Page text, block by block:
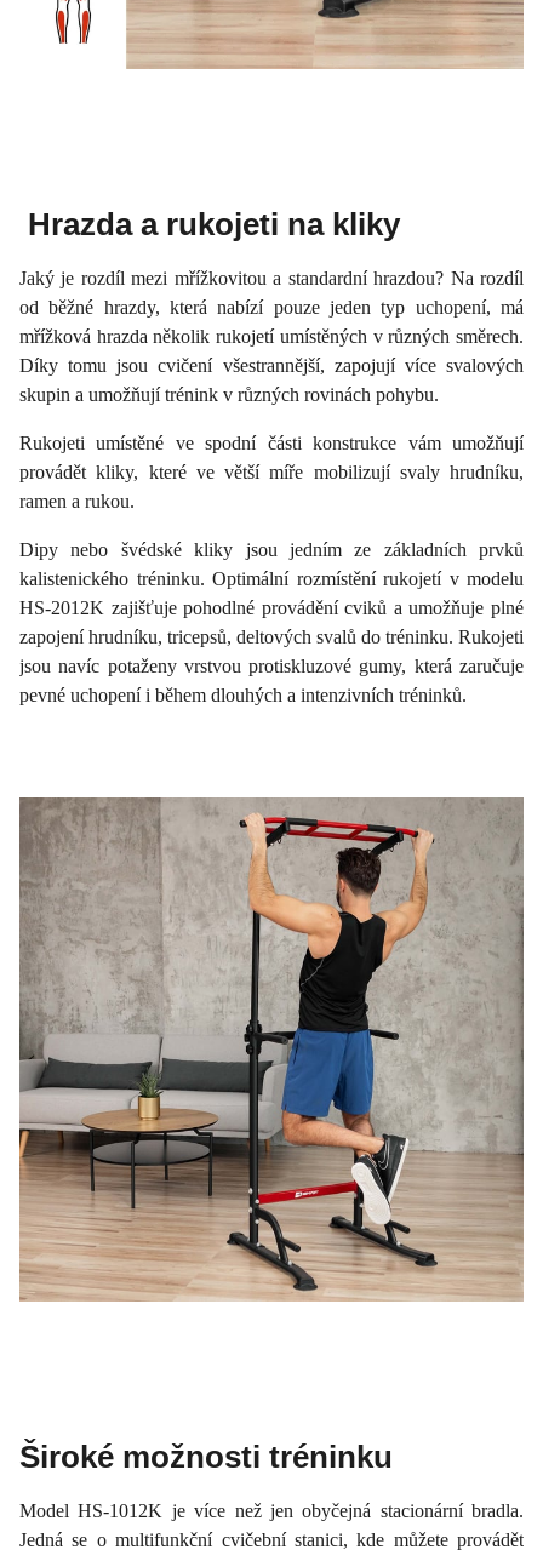
Hrazda a rukojeti na kliky
Jaký je rozdíl mezi mřížkovitou a standardní hrazdou? Na rozdíl
od běžné hrazdy, která nabízí pouze jeden typ uchopení, má
mřížková hrazda několik rukojetí umístěných v různých směrech.
Díky tomu jsou cvičení všestrannější, zapojují více svalových
skupin a umožňují trénink v různých rovinách pohybu.
Rukojeti umístěné ve spodní části konstrukce vám umožňují
provádět kliky, které ve větší míře mobilizují svaly hrudníku,
ramen a rukou.
Dipy nebo švédské kliky jsou jedním ze základních prvků
kalistenického tréninku. Optimální rozmístění rukojetí v modelu
HS-2012K zajišťuje pohodlné provádění cviků a umožňuje plné
zapojení hrudníku, tricepsů, deltových svalů do tréninku. Rukojeti
jsou navíc potaženy vrstvou protiskluzové gumy, která zaručuje
pevné uchopení i během dlouhých a intenzivních tréninků.
Široké možnosti tréninku
Model HS-1012K je více než jen obyčejná stacionární bradla.
Jedná se o multifunkční cvičební stanici, kde můžete provádět